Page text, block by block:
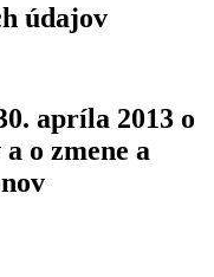
údajov
apríla 2013 o
o zmene a